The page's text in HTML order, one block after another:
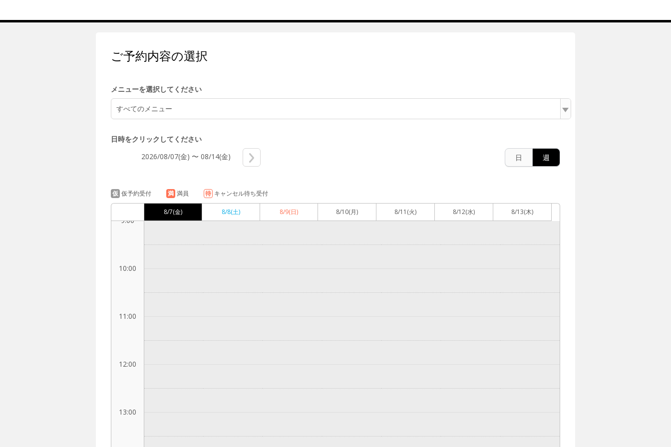
ご予約内容の選択
メニューを選択してください
すべてのメニュー
日時をクリックしてください
日
週
2026/08/07(金) 〜 08/14(金)
仮 仮予約受付 満 満員 待 キャンセル待ち受付
8/7(金) 8/8(土) 8/9(日) 8/10(月) 8/11 (火) 8/12(水) 8/13(木)
9:00
10:00
11:00
12:00
13:00